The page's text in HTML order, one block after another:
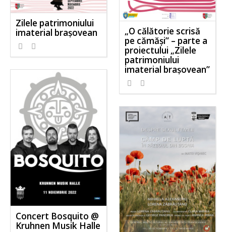
Zilele patrimoniului
imaterial brașovean
„O călătorie scrisă
pe cămăși” – parte a
proiectului „Zilele
patrimoniului
imaterial brașovean”
Concert Bosquito @
Kruhnen Musik Halle